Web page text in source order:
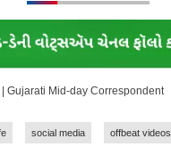
Gujarati Mid-day Correspondent
social media offbeat videos